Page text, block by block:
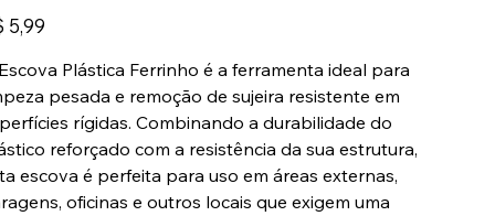
5,99
Plástica Ferrinho é a ferramenta ideal para
pesada e remoção de sujeira resistente em
rígidas. Combinando a durabilidade do
reforçado com a resistência da sua estrutura,
escova é perfeita para uso em áreas externas,
oficinas e outros locais que exigem uma